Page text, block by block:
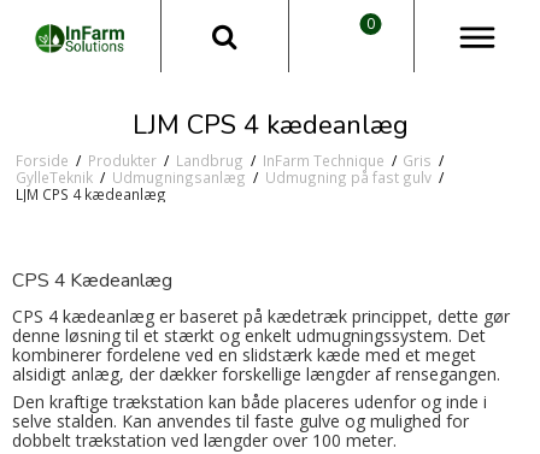
LJM CPS 4 kædeanlæg
Forside / Produkter / Landbrug / InFarm Technique / Gris /
GylleTeknik / Udmugningsanlæg / Udmugning på fast gulv /
LJM CPS 4 kædeanlæg
CPS 4 Kædeanlæg
CPS 4 kædeanlæg er baseret på kædetræk princippet, dette gør
denne løsning til et stærkt og enkelt udmugningssystem. Det
kombinerer fordelene ved en slidstærk kæde med et meget
alsidigt anlæg, der dækker forskellige længder af rensegangen.
Den kraftige trækstation kan både placeres udenfor og inde i
selve stalden. Kan anvendes til faste gulve og mulighed for
dobbelt trækstation ved længder over 100 meter.
0